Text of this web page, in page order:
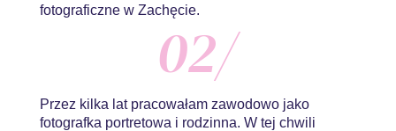
fotograficzne w Zachęcie.
02/
Przez kilka lat pracowałam zawodowo jako
fotografka portretowa i rodzinna. W tej chwili